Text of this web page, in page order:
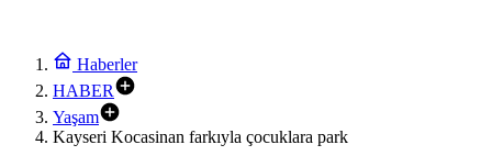
Haberler
HABER
Yaşam
Kayseri Kocasinan farkıyla çocuklara park